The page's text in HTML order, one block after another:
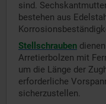
sind.
bestehen aus
Stellschrauben
Arretierbolzen mit
um die Länge der
erforderliche
sicherzustellen.